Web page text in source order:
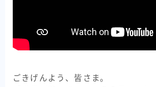
ごきげんよう、皆さま。